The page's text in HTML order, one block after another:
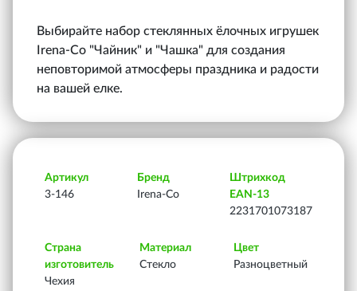
Выбирайте набор стеклянных ёлочных игрушек
Irena-Co "Чайник" и "Чашка" для создания
неповторимой атмосферы праздника и радости
на вашей елке.
Артикул
3-146
Бренд
Irena-Co
Штрихкод
EAN-13
2231701073187
Страна
изготовитель
Чехия
Материал
Стекло
Цвет
Разноцветный